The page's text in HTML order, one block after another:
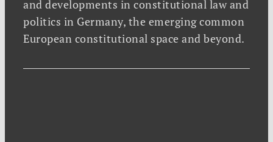
and developments in constitutional law and
politics in Germany, the emerging common
European constitutional space and beyond.